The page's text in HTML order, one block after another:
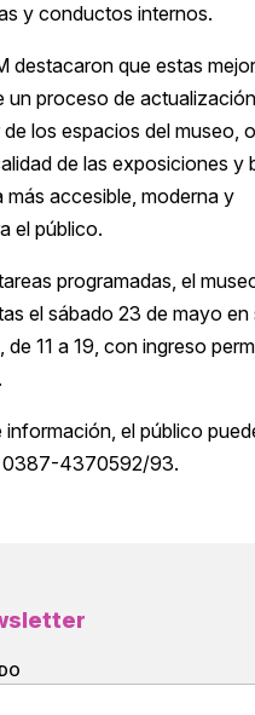
y conductos internos.
destacaron que estas
un proceso de
los espacios del museo,
de las exposiciones y
más accesible, moderna y
el público.
programadas, el
el sábado 23 de mayo en
de 11 a 19, con ingreso
información, el público
0387-4370592/93.